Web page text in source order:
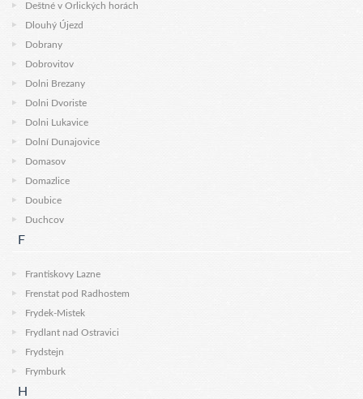
Deštné v Orlických horách
Dlouhý Újezd
Dobrany
Dobrovitov
Dolni Brezany
Dolni Dvoriste
Dolni Lukavice
Dolní Dunajovice
Domasov
Domazlice
Doubice
Duchcov
F
Frantiskovy Lazne
Frenstat pod Radhostem
Frydek-Mistek
Frydlant nad Ostravici
Frydstejn
Frymburk
H